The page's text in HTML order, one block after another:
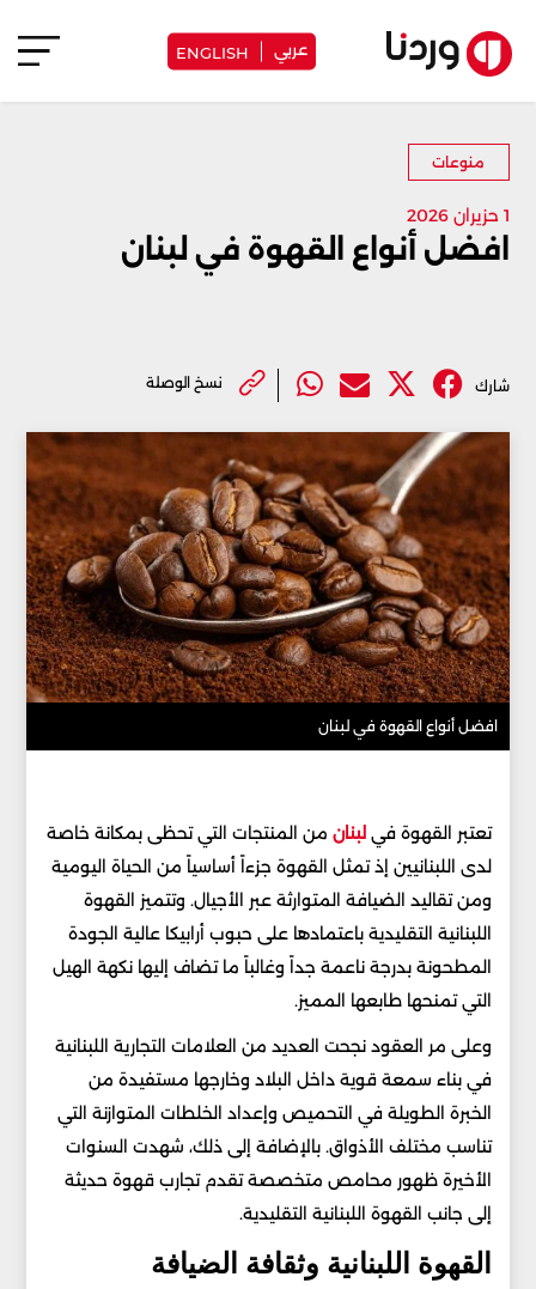
عربي ENGLISH
منوعات
1 حزيران 2026
افضل أنواع القهوة في لبنان
شارك نسخ الوصلة
افضل أنواع القهوة في لبنان
تعتبر القهوة في لبنان من المنتجات التي تحظى بمكانة خاصة
لدى اللبنانيين إذ تمثل القهوة جزءاً أساسياً من الحياة اليومية
ومن تقاليد الضيافة المتوارثة عبر الأجيال. وتتميز القهوة
اللبنانية التقليدية باعتمادها على حبوب أرابيكا عالية الجودة
المطحونة بدرجة ناعمة جداً وغالباً ما تضاف إليها نكهة الهيل
التي تمنحها طابعها المميز.
وعلى مر العقود نجحت العديد من العلامات التجارية اللبنانية
في بناء سمعة قوية داخل البلاد وخارجها مستفيدة من
الخبرة الطويلة في التحميص وإعداد الخلطات المتوازنة التي
تناسب مختلف الأذواق. بالإضافة إلى ذلك، شهدت السنوات
الأخيرة ظهور محامص متخصصة تقدم تجارب قهوة حديثة
إلى جانب القهوة اللبنانية التقليدية.
القهوة اللبنانية وثقافة الضيافة